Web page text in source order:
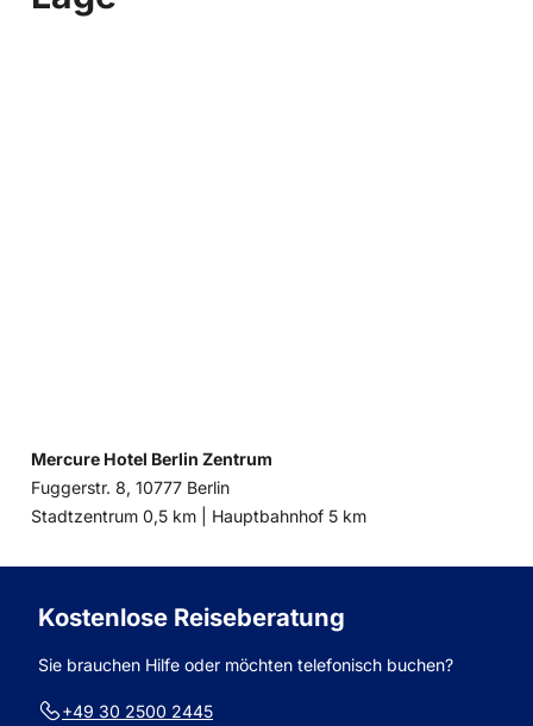
Mercure Hotel Berlin Zentrum
Fuggerstr. 8, 10777 Berlin
Entfernung
Stadtzentrum 0,5 km | Entfernung
Hauptbahnhof 5 km
Kostenlose Reiseberatung
Sie brauchen Hilfe oder möchten telefonisch buchen?
+49 30 2500 2445